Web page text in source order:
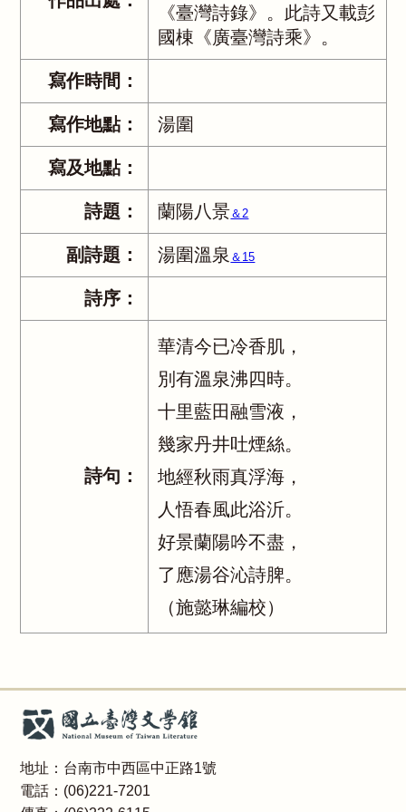
《臺灣詩錄》。此詩又載彭
國棟《廣臺灣詩乘》。
寫作時間：
寫作地點： 湯圍
寫及地點：
詩題： 蘭陽八景＆2
副詩題： 湯圍溫泉 ＆15
詩序：
詩句：
華清今已冷香肌，
別有溫泉沸四時。
十里藍田融雪液，
幾家丹井吐煙絲。
地經秋雨真浮海，
人悟春風此浴沂。
好景蘭陽吟不盡，
了應湯谷沁詩脾。
（施懿琳編校）
地址：台南市中西區中正路1號
電話：(06)221-7201